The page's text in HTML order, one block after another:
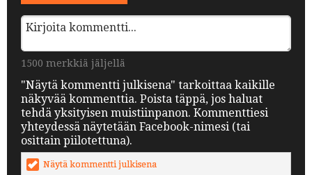
1500 merkkiä jäljellä
"Näytä kommentti julkisena" tarkoittaa kaikille
näkyvää kommenttia. Poista täppä, jos haluat
tehdä yksityisen muistiinpanon. Kommenttiesi
yhteydessä näytetään Facebook-nimesi (tai
osittain piilotettuna).
Näytä kommentti julkisena